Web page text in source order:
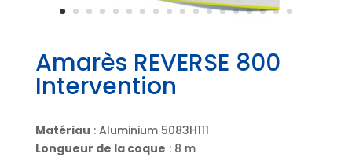
Amarès REVERSE 800
Intervention
Matériau : Aluminium 5083H111
Longueur de la coque : 8 m